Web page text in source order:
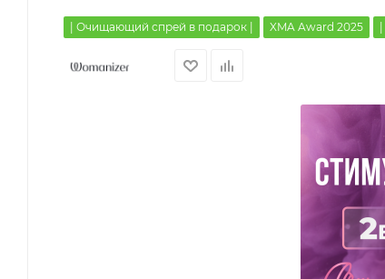
| Очищающий спрей в подарок | XMA Award 2025